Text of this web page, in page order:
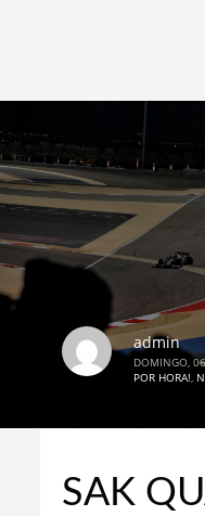
admin
DOMINGO,
POR HORA!,
SAK